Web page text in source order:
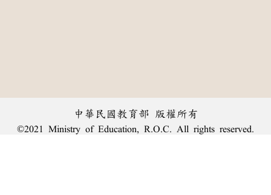
中華民國教育部 版權所有
©2021 Ministry of Education, R.O.C. All rights reserved.